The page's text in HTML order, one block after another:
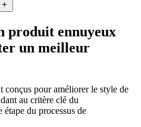
produit ennuyeux
un meilleur
conçus pour améliorer le style de
au critère clé du
du processus de